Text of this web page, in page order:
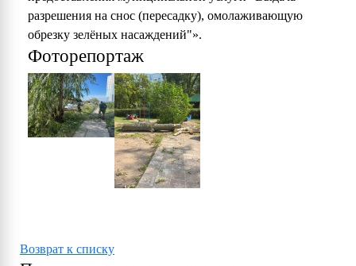
разрешения на снос (пересадку), омолаживающую
обрезку зелёных насаждений"».
Фоторепортаж
Возврат к списку